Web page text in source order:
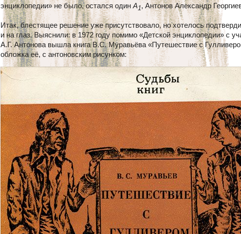
энциклопедии» не было, остался один А1, Антонов Александр
Итак, блестящее решение уже присутствовало, но хотелось
и на глаз. Выяснили: в 1972 году помимо «Детской энциклопедии» с
А.Г. Антонова вышла книга В.С. Муравьёва «Путешествие с
обложка её, с антоновским рисунком: